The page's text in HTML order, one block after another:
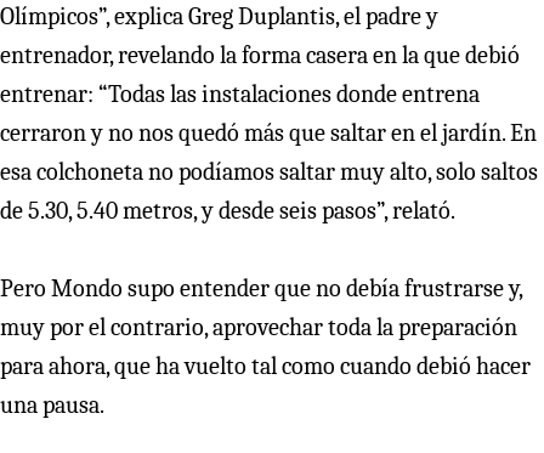
Olímpicos”, explica Greg Duplantis, el padre y
entrenador, revelando la forma casera en la que debió
entrenar: “Todas las instalaciones donde entrena
cerraron y no nos quedó más que saltar en el jardín. En
esa colchoneta no podíamos saltar muy alto, solo saltos
de 5.30, 5.40 metros, y desde seis pasos”, relató.
Pero Mondo supo entender que no debía frustrarse y,
muy por el contrario, aprovechar toda la preparación
para ahora, que ha vuelto tal como cuando debió hacer
una pausa.